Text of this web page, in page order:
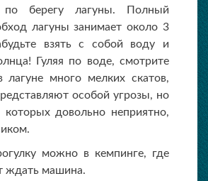
по берегу лагуны. Полный
лагуны занимает около 3
взять с собой воду и
Гуляя по воде, смотрите
много мелких скатов,
особой угрозы, но
которых довольно неприятно,
можно в кемпинге, где
ждать машина.